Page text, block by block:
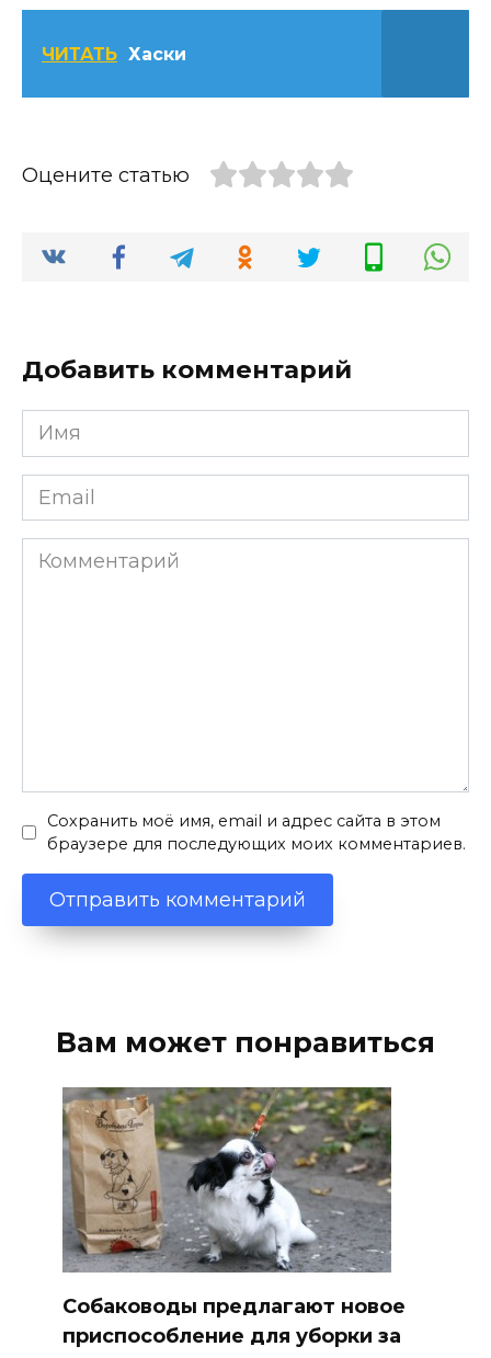
ЧИТАТЬ Хаски
Оцените статью
Добавить комментарий
Имя
*
Email
*
Комментарий
Сохранить моё имя, email и адрес сайта в этом
браузере для последующих моих комментариев.
Вам может понравиться
Собаководы предлагают новое
приспособление для уборки за